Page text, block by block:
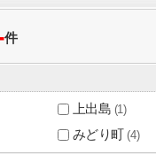
件
上出島 (1)
みどり町(4)